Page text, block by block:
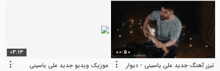
00:50
تیزر آهنگ جدید علی یاسینی - دیوار
03:13
موزیک ویدیو جدید علی یاسینی